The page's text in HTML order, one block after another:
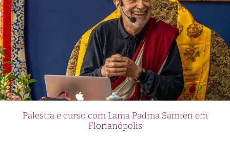
Palestra e curso com Lama Padma Samten em
Florianópolis